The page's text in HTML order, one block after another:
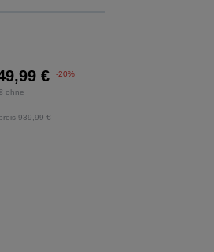
€ -20%
ohne
939,99 €